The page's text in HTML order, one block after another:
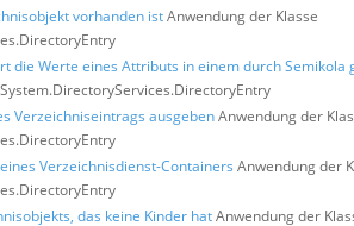
vorhanden istAnwendung der Klasse
die Werte eines Attributs in einem durch Semikola
Verzeichniseintrags ausgebenAnwendung der
Verzeichnisdienst-Containers Anwendung der
das keine Kinder hatAnwendung der